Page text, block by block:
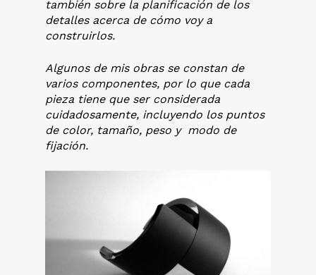
también sobre la planificación de los
detalles acerca de cómo voy a
construirlos.
Algunos de mis obras se constan de
varios componentes, por lo que cada
pieza tiene que ser considerada
cuidadosamente, incluyendo los puntos
de color, tamaño, peso y modo de
fijación.